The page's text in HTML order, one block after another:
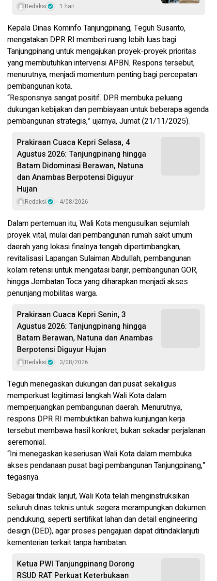
Redaksi 1 hari
Kepala Dinas Kominfo Tanjungpinang, Teguh Susanto,
mengatakan DPR RI memberi ruang lebih luas bagi
Tanjungpinang untuk mengajukan proyek-proyek prioritas
yang membutuhkan intervensi APBN. Respons tersebut,
menurutnya, menjadi momentum penting bagi percepatan
pembangunan kota.
“Responsnya sangat positif. DPR membuka peluang
dukungan kebijakan dan pembiayaan untuk beberapa agenda
pembangunan strategis,” ujarnya, Jumat (21/11/2025).
Prakiraan Cuaca Kepri Selasa, 4
Agustus 2026: Tanjungpinang hingga
Batam Didominasi Berawan, Natuna
dan Anambas Berpotensi Diguyur
Hujan
Redaksi 4/08/2026
Dalam pertemuan itu, Wali Kota mengusulkan sejumlah
proyek vital, mulai dari pembangunan rumah sakit umum
daerah yang lokasi finalnya tengah dipertimbangkan,
revitalisasi Lapangan Sulaiman Abdullah, pembangunan
kolam retensi untuk mengatasi banjir, pembangunan GOR,
hingga Jembatan Toca yang diharapkan menjadi akses
penunjang mobilitas warga.
Prakiraan Cuaca Kepri Senin, 3
Agustus 2026: Tanjungpinang hingga
Batam Berawan, Natuna dan Anambas
Berpotensi Diguyur Hujan
Redaksi 3/08/2026
Teguh menegaskan dukungan dari pusat sekaligus
memperkuat legitimasi langkah Wali Kota dalam
memperjuangkan pembangunan daerah. Menurutnya,
respons DPR RI membuktikan bahwa kunjungan kerja
tersebut membawa hasil konkret, bukan sekadar perjalanan
seremonial.
“Ini menegaskan keseriusan Wali Kota dalam membuka
akses pendanaan pusat bagi pembangunan Tanjungpinang,”
tegasnya.
Sebagai tindak lanjut, Wali Kota telah menginstruksikan
seluruh dinas teknis untuk segera merampungkan dokumen
pendukung, seperti sertifikat lahan dan detail engineering
design (DED), agar proses pengajuan dapat ditindaklanjuti
kementerian terkait tanpa hambatan.
Ketua PWI Tanjungpinang Dorong
RSUD RAT Perkuat Keterbukaan